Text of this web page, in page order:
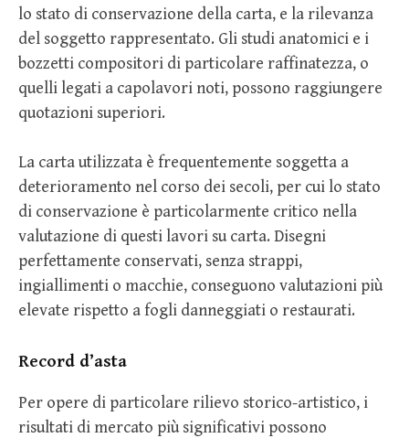
lo stato di conservazione della carta, e la rilevanza
del soggetto rappresentato. Gli studi anatomici e i
bozzetti compositori di particolare raffinatezza, o
quelli legati a capolavori noti, possono raggiungere
quotazioni superiori.
La carta utilizzata è frequentemente soggetta a
deterioramento nel corso dei secoli, per cui lo stato
di conservazione è particolarmente critico nella
valutazione di questi lavori su carta. Disegni
perfettamente conservati, senza strappi,
ingiallimenti o macchie, conseguono valutazioni più
elevate rispetto a fogli danneggiati o restaurati.
Record d’asta
Per opere di particolare rilievo storico-artistico, i
risultati di mercato più significativi possono